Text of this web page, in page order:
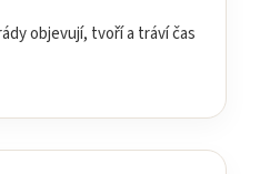
objevují, tvoří a tráví čas